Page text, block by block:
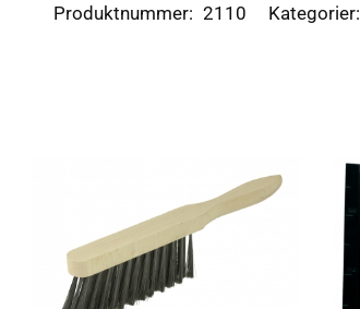
Produktnummer: 2110 Kategorier: